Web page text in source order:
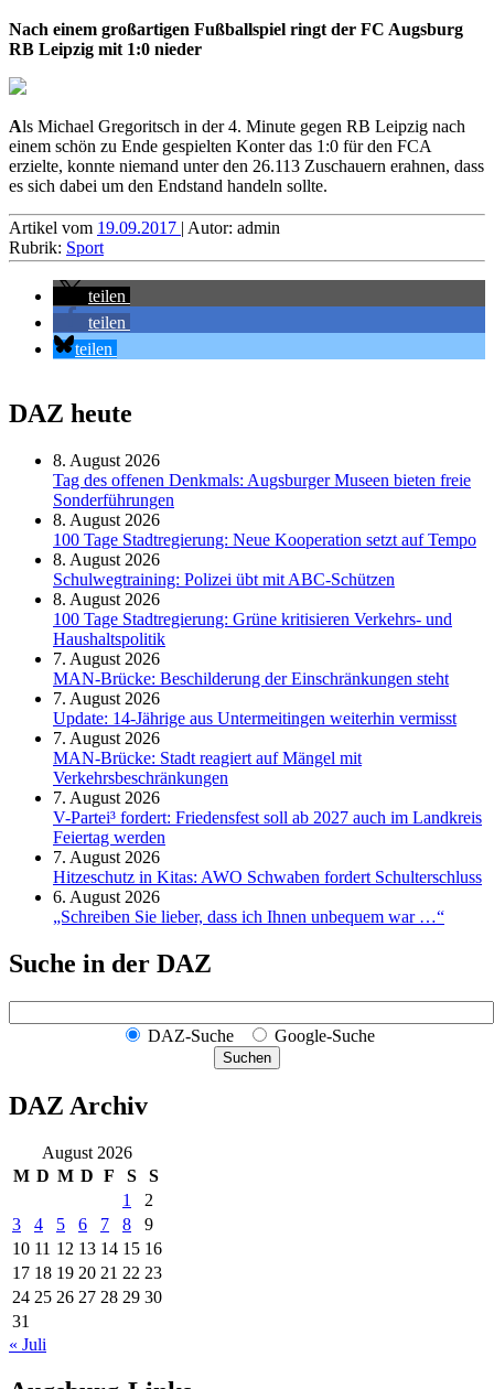
Nach einem großartigen Fußballspiel ringt der FC Augsburg
RB Leipzig mit 1:0 nieder
Als Michael Gregoritsch in der 4. Minute gegen RB Leipzig nach
einem schön zu Ende gespielten Konter das 1:0 für den FCA
erzielte, konnte niemand unter den 26.113 Zuschauern erahnen, dass
es sich dabei um den Endstand handeln sollte.
Artikel vom 19.09.2017 | Autor: admin
Rubrik: Sport
teilen
teilen
teilen
DAZ heute
8. August 2026
Tag des offenen Denkmals: Augsburger Museen bieten freie
Sonderführungen
8. August 2026
100 Tage Stadtregierung: Neue Kooperation setzt auf Tempo
8. August 2026
Schul­weg­trai­ning: Poli­zei übt mit ABC-Schüt­zen
8. August 2026
100 Tage Stadtregierung: Grüne kritisieren Verkehrs- und
Haushaltspolitik
7. August 2026
MAN-Brücke: Beschilderung der Einschränkungen steht
7. August 2026
Update: 14-Jährige aus Untermeitingen weiterhin vermisst
7. August 2026
MAN-Brücke: Stadt reagiert auf Mängel mit
Verkehrsbeschränkungen
7. August 2026
V-Partei­³ fordert: Friedens­fest soll ab 2027 auch im Land­kreis
Feier­tag werden
7. August 2026
Hitzeschutz in Kitas: AWO Schwaben fordert Schulterschluss
6. August 2026
„Schreiben Sie lieber, dass ich Ihnen unbequem war …“
Suche in der DAZ
DAZ-Suche Google-Suche
Suchen
DAZ Archiv
August 2026
M D M D F S
S
1
2
3
4 5 6 7 8
9
10 11 12 13 14 15 16
17 18 19 20 21 22 23
24 25 26 27 28 29 30
31
« Juli